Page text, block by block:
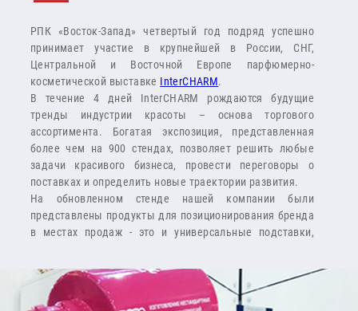
РПК «Восток-Запад» четвертый год подряд успешно
принимает участие в крупнейшей в России, СНГ,
Центральной и Восточной Европе парфюмерно-
косметической выставке InterCHARM.
В течение 4 дней InterCHARM рождаются будущие
тренды индустрии красоты – основа торгового
ассортимента. Богатая экспозиция, представленная
более чем на 900 стендах, позволяет решить любые
задачи красивого бизнеса, провести переговоры о
поставках и определить новые траектории развития.
На обновленном стенде нашей компании были
представлены продукты для позиционирования бренда
в местах продаж - это и универсальные подставки,
оргстекла.